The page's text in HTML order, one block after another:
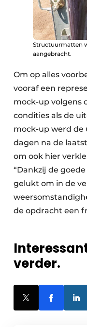
Structuurmatten
aangebracht.
Om op alles
vooraf een
mock-up volgens
condities als de
mock-up werd de
dagen na de
om ook hier
“Dankzij de
gelukt om in de
de opdracht een
verder.